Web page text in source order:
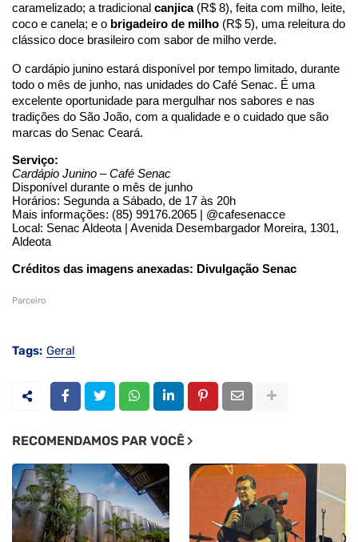
caramelizado; a tradicional canjica(R$ 8), feita com milho, leite,
coco e canela; e o brigadeiro de milho (R$ 5), uma releitura do
clássico doce brasileiro com sabor de milho verde.
O cardápio junino estará disponível por tempo limitado, durante
todo o mês de junho, nas unidades do Café Senac. É uma
excelente oportunidade para mergulhar nos sabores e nas
tradições do São João, com a qualidade e o cuidado que são
marcas do Senac Ceará.
Serviço:
Cardápio Junino – Café Senac
Disponível durante o mês de junho
Horários: Segunda a Sábado, de 17 às 20h
Mais informações: (85) 99176.2065 | @cafesenacce
Local: Senac Aldeota | Avenida Desembargador Moreira, 1301,
Aldeota
Créditos das imagens anexadas: Divulgação Senac
Parceiro
Tags: Geral
RECOMENDAMOS PAR VOCÊ